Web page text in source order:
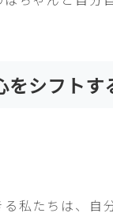
をシフト
私たちは、自